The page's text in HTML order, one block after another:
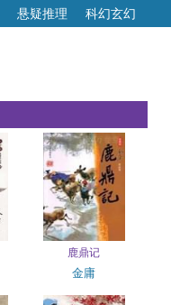
悬疑推理
科幻玄幻
鹿鼎记
金庸